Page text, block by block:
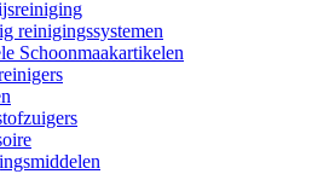
reinigingssystemen
Schoonmaakartikelen